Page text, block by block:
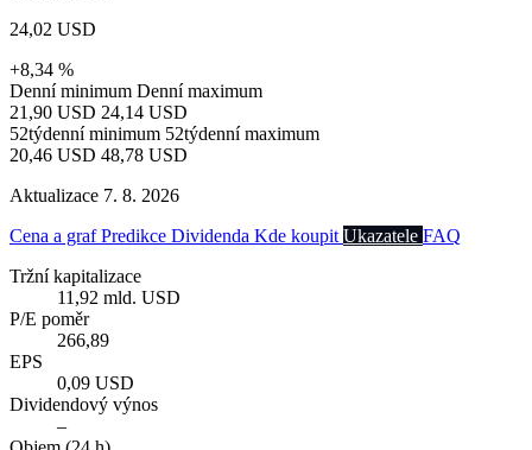
24,02 USD
+8,34 %
Denní minimum Denní maximum
21,90 USD 24,14 USD
52týdenní minimum 52týdenní maximum
20,46 USD 48,78 USD
Aktualizace 7. 8. 2026
Cena a grafPredikce Dividenda Kde koupit Ukazatele FAQ
Tržní kapitalizace
11,92 mld. USD
P/E poměr
266,89
EPS
0,09 USD
Dividendový výnos
–